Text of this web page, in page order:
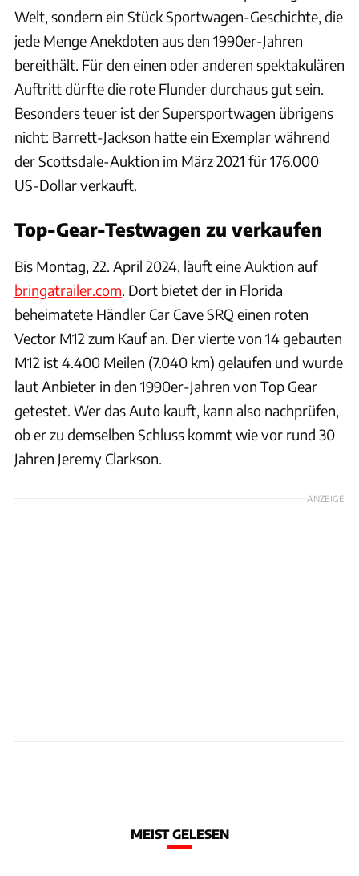
Welt, sondern ein Stück Sportwagen-Geschichte, die
jede Menge Anekdoten aus den 1990er-Jahren
bereithält. Für den einen oder anderen spektakulären
Auftritt dürfte die rote Flunder durchaus gut sein.
Besonders teuer ist der Supersportwagen übrigens
nicht: Barrett-Jackson hatte ein Exemplar während
der Scottsdale-Auktion im März 2021 für 176.000
US-Dollar verkauft.
Top-Gear-Testwagen zu verkaufen
Bis Montag, 22. April 2024, läuft eine Auktion auf
bringatrailer.com. Dort bietet der in Florida
beheimatete Händler Car Cave SRQ einen roten
Vector M12 zum Kauf an. Der vierte von 14 gebauten
M12 ist 4.400 Meilen (7.040 km) gelaufen und wurde
laut Anbieter in den 1990er-Jahren von Top Gear
getestet. Wer das Auto kauft, kann also nachprüfen,
ob er zu demselben Schluss kommt wie vor rund 30
Jahren Jeremy Clarkson.
ANZEIGE
MEIST GELESEN